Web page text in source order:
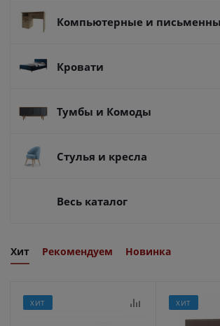
Компьютерные и
Кровати
Тумбы и Комоды
Стулья и кресла
Весь каталог
Хит Рекомендуем Новинка
ХИТ ХИТ